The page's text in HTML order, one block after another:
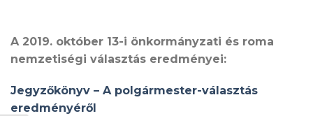
A 2019. október 13-i önkormányzati és roma
nemzetiségi választás eredményei:
Jegyzőkönyv – A polgármester-választás
eredményéről